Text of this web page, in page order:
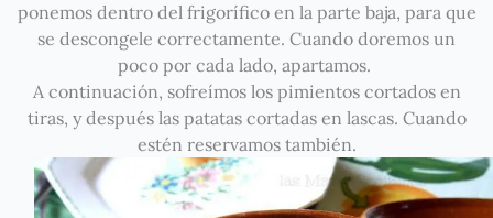
ponemos dentro del frigorífico en la parte baja, para que
se descongele correctamente. Cuando doremos un
poco por cada lado, apartamos.
A continuación, sofreímos los pimientos cortados en
tiras, y después las patatas cortadas en lascas. Cuando
estén reservamos también.